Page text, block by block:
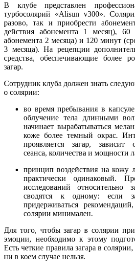
В клубе представлен
турбосолярий «Alisun v300».
разово, так и приобрести
действия абонемента 1 месяц), 60
абонемента 2 месяца) и 120 минут
3 месяца). На рецепции
средства, обеспечивающие более
загар.
Сотрудник клуба должен знать
о солярии:
во время пребывания в
облучение тела длинными
начинает вырабатываться
коже более темный окрас.
проявляется загар, зависит
сеанса, количества и мощности
принцип воздействия на кожу
практически одинаковый.
исследований относительно
сводятся к одному: если
придерживаться
солярии минимален.
Для того, чтобы загар в солярии
эмоции, необходимо к этому
Есть четкие правила загара в
ни в коем случае нельзя.